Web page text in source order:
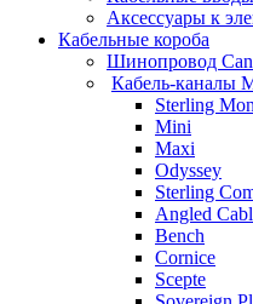
Аксессуары к
Кабельные короба
Шинопровод
Кабель-каналы
Sterling
Mini
Maxi
Odyssey
Sterling
Angled
Bench
Cornice
Scepte